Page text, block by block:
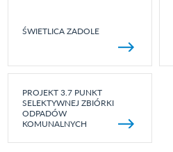
ŚWIETLICA ZADOLE
PROJEKT 3.7 PUNKT
SELEKTYWNEJ ZBIÓRKI
ODPADÓW
KOMUNALNYCH